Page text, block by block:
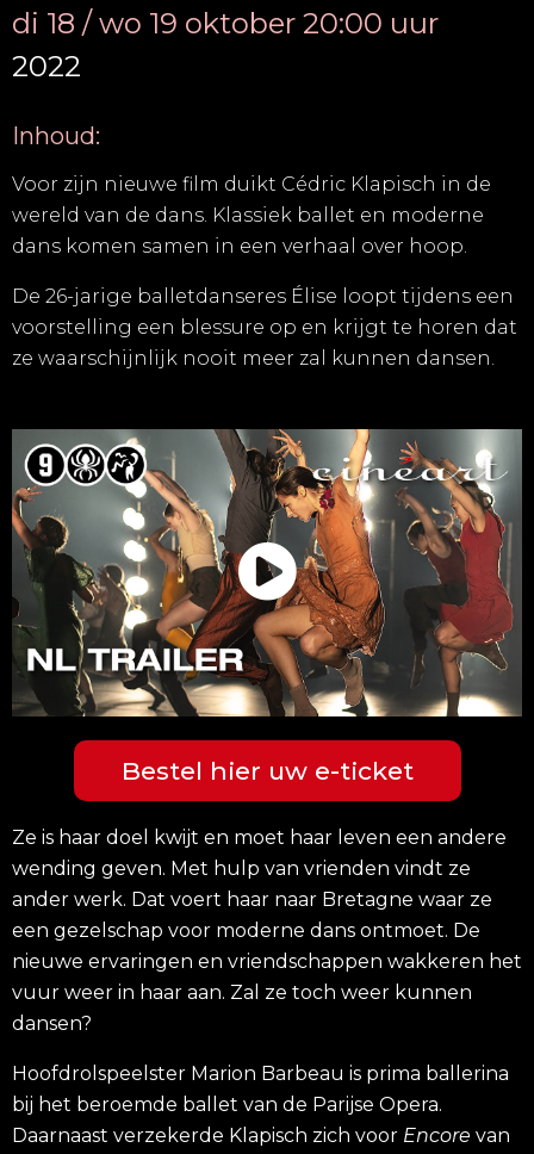
di 18 / wo 19 oktober 20:00 uur
2022
Inhoud:
Voor zijn nieuwe film duikt Cédric Klapisch in de
wereld van de dans. Klassiek ballet en moderne
dans komen samen in een verhaal over hoop.
De 26-jarige balletdanseres Élise loopt tijdens een
voorstelling een blessure op en krijgt te horen dat
ze waarschijnlijk nooit meer zal kunnen dansen.
Bestel hier uw e-ticket
Ze is haar doel kwijt en moet haar leven een andere
wending geven. Met hulp van vrienden vindt ze
ander werk. Dat voert haar naar Bretagne waar ze
een gezelschap voor moderne dans ontmoet. De
nieuwe ervaringen en vriendschappen wakkeren het
vuur weer in haar aan. Zal ze toch weer kunnen
dansen?
Hoofdrolspeelster Marion Barbeau is prima ballerina
bij het beroemde ballet van de Parijse Opera.
Daarnaast verzekerde Klapisch zich voor Encore van